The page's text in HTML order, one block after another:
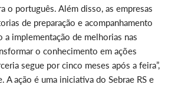
o português. Além disso, as empresas
de preparação e acompanhamento
a implementação de melhorias nas
o conhecimento em ações
segue por cinco meses após a feira”,
A ação é uma iniciativa do Sebrae RS e